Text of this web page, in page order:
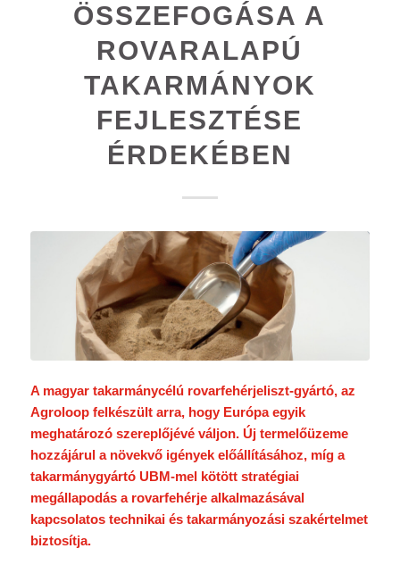
ÖSSZEFOGÁSA A
ROVARALAPÚ
TAKARMÁNYOK
FEJLESZTÉSE
ÉRDEKÉBEN
A magyar takarmánycélú rovarfehérjeliszt-gyártó, az
Agroloop felkészült arra, hogy Európa egyik
meghatározó szereplőjévé váljon. Új termelőüzeme
hozzájárul a növekvő igények előállításához, míg a
takarmánygyártó UBM-mel kötött stratégiai
megállapodás a rovarfehérje alkalmazásával
kapcsolatos technikai és takarmányozási szakértelmet
biztosítja.